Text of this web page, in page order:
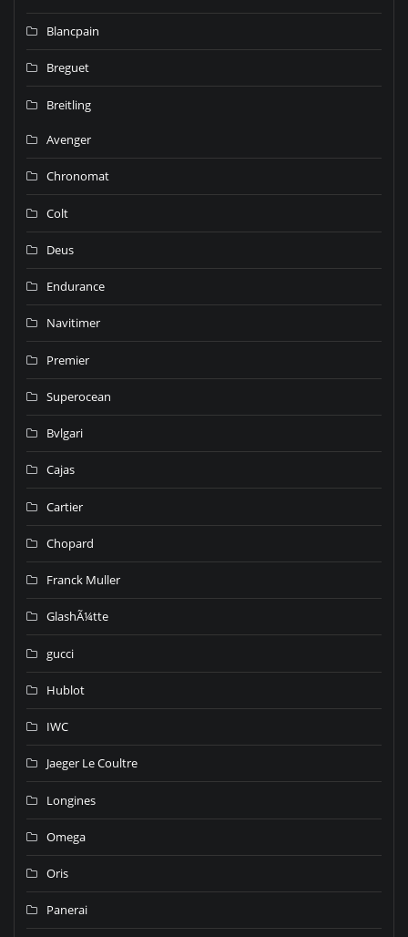
Blancpain
Breguet
Breitling
Avenger
Chronomat
Colt
Deus
Endurance
Navitimer
Premier
Superocean
Bvlgari
Cajas
Cartier
Chopard
Franck Muller
GlashÃ¼tte
gucci
Hublot
IWC
Jaeger Le Coultre
Longines
Omega
Oris
Panerai